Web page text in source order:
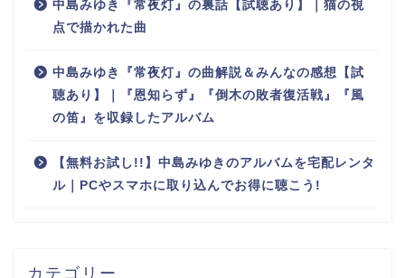
中島みゆき『常夜灯』の裏話【試聴あり】｜猫の視
点で描かれた曲
中島みゆき『常夜灯』の曲解説＆みんなの感想【試
聴あり】｜『恩知らず』『倒木の敗者復活戦』『風
の笛』を収録したアルバム
【無料お試し!!】中島みゆきのアルバムを宅配レンタ
ル｜PCやスマホに取り込んでお得に聴こう!
カテゴリー